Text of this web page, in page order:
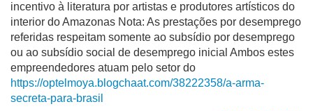
incentivo à literatura por artistas e produtores artísticos do
interior do Amazonas Nota: As prestações por desemprego
referidas respeitam somente ao subsídio por desemprego
ou ao subsídio social de desemprego inicial Ambos estes
empreendedores atuam pelo setor do
https://optelmoya.blogchaat.com/38222358/a-arma-
secreta-para-brasil